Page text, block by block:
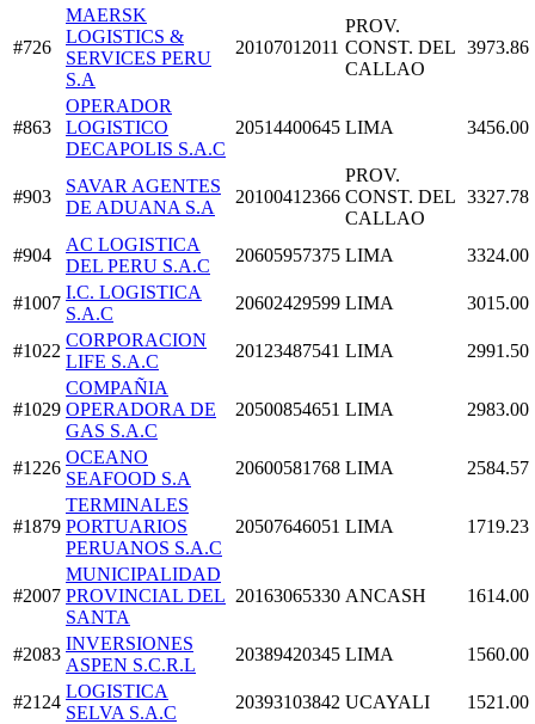
#726
MAERSK
LOGISTICS &
SERVICES PERU
S.A
20107012011
PROV.
CONST. DEL
CALLAO
3973.86
#863
OPERADOR
LOGISTICO
DECAPOLIS S.A.C
20514400645 LIMA 3456.00
#903
SAVAR AGENTES
DE ADUANA S.A
20100412366
PROV.
CONST. DEL
CALLAO
3327.78
#904
AC LOGISTICA
DEL PERU S.A.C
20605957375 LIMA 3324.00
#1007
I.C. LOGISTICA
S.A.C
20602429599 LIMA 3015.00
#1022
CORPORACION
LIFE S.A.C
20123487541 LIMA 2991.50
#1029
COMPAÑIA
OPERADORA DE
GAS S.A.C
20500854651 LIMA 2983.00
#1226
OCEANO
SEAFOOD S.A
20600581768 LIMA 2584.57
#1879
TERMINALES
PORTUARIOS
PERUANOS S.A.C
20507646051 LIMA 1719.23
#2007
MUNICIPALIDAD
PROVINCIAL DEL
SANTA
20163065330 ANCASH 1614.00
#2083
INVERSIONES
ASPEN S.C.R.L
20389420345 LIMA 1560.00
#2124
LOGISTICA
SELVA S.A.C
20393103842 UCAYALI 1521.00